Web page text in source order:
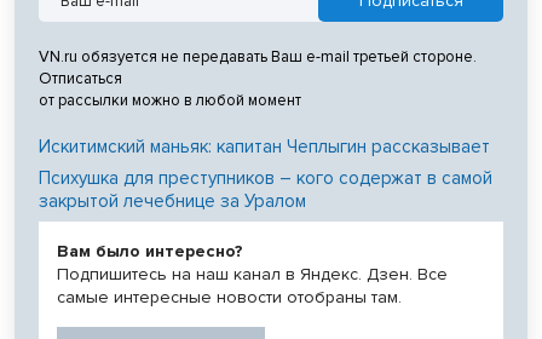
VN.ru обязуется не передавать Ваш e-mail третьей стороне.
Отписаться
от рассылки можно в любой момент
Искитимский маньяк: капитан Чеплыгин рассказывает
Психушка для преступников – кого содержат в самой
закрытой лечебнице за Уралом
Вам было интересно?
Подпишитесь на наш канал в Яндекс. Дзен. Все
самые интересные новости отобраны там.